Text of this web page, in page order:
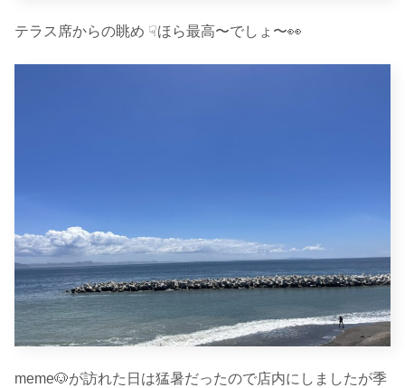
テラス席からの眺め ☟ほら最高〜でしょ〜👀
meme🐶が訪れた日は猛暑だったので店内にしましたが季